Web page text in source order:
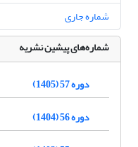
شماره جاری
شماره‌های پیشین نشریه
دوره 57 (1405)
دوره 56 (1404)